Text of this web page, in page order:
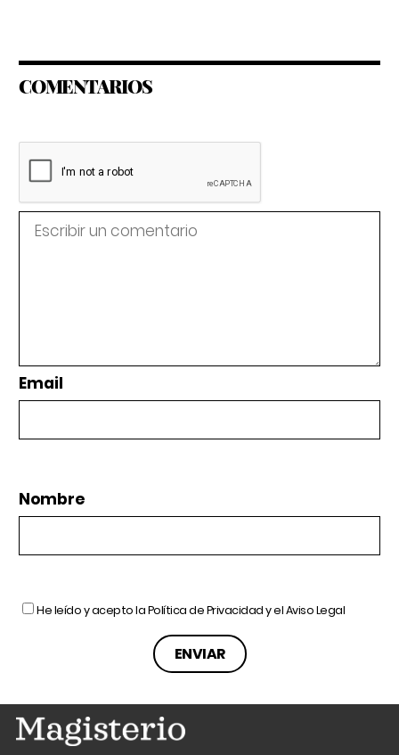
COMENTARIOS
Email
Nombre
He leído y acepto laPolítica de Privacidady elAviso Legal